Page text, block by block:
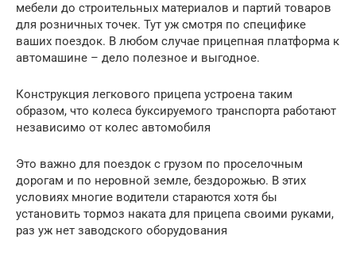
мебели до строительных материалов и партий товаров
для розничных точек. Тут уж смотря по специфике
ваших поездок. В любом случае прицепная платформа к
автомашине – дело полезное и выгодное.
Конструкция легкового прицепа устроена таким
образом, что колеса буксируемого транспорта работают
независимо от колес автомобиля
Это важно для поездок с грузом по проселочным
дорогам и по неровной земле, бездорожью. В этих
условиях многие водители стараются хотя бы
установить тормоз наката для прицепа своими руками,
раз уж нет заводского оборудования